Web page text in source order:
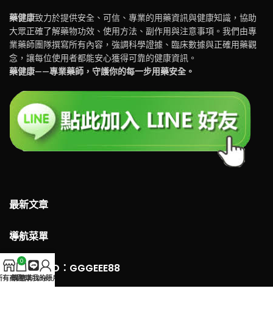
藥健康致力於提供安全、可信、專業的用藥資訊與健康知識，協助
大眾正確了解藥物功效、使用方法、副作用與注意事項。我們由專
業藥師團隊撰寫所有內容，強調科學證據、臨床數據與正確用藥觀
念，讓每位使用者都能安心獲得可靠的健康資訊。
藥健康——專業藥師，守護你的每一步用藥安全。
最新文章
導航菜單
LINE 客服ID：GGGEEE88
有商品
0
購物車官方Line
我的賬戶